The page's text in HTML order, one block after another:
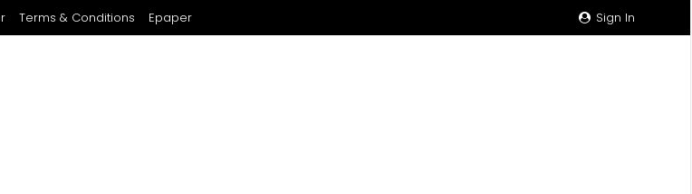
Sign In
Terms & Conditions Epaper